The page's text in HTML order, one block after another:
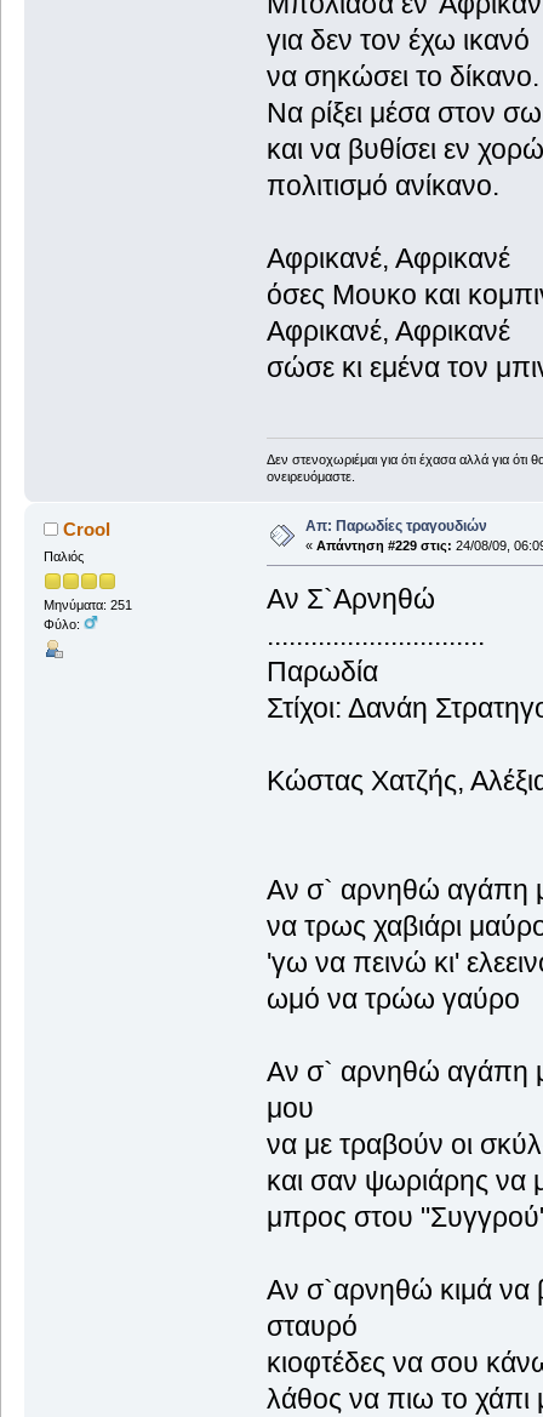
για δεν τον έχω ικανό
να σηκώσει το δίκανο.
Να ρίξει μέσα στον
και να βυθίσει εν χορώ
πολιτισμό ανίκανο.
Αφρικανέ, Αφρικανέ
όσες Μουκο και
Αφρικανέ, Αφρικανέ
σώσε κι εμένα τον
Δεν στενοχωριέμαι για ότι έχασα αλλά για
ονειρευόμαστε.
Crool
Παλιός
Μηνύματα: 251
Φύλο:
Απ: Παρωδίες τραγουδιών
« Απάντηση #229 στις: 24/08/09,
Αν
Παρωδία
Στίχοι: Δανάη
Κώστας Χατζής,
Αν σ` αρνηθώ
να τρως
'γω να πεινώ κι'
ωμό να τρώω
Αν σ` αρνηθώ
μου
να με τραβούν
και σαν
μπρος στου
Αν σ`αρνηθώ
σταυρό
κιοφτέδες να
λάθος να πιω